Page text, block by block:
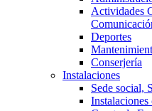
Actividades
Deportes
Conserjería
Instalaciones
Sede social,
Instalaciones